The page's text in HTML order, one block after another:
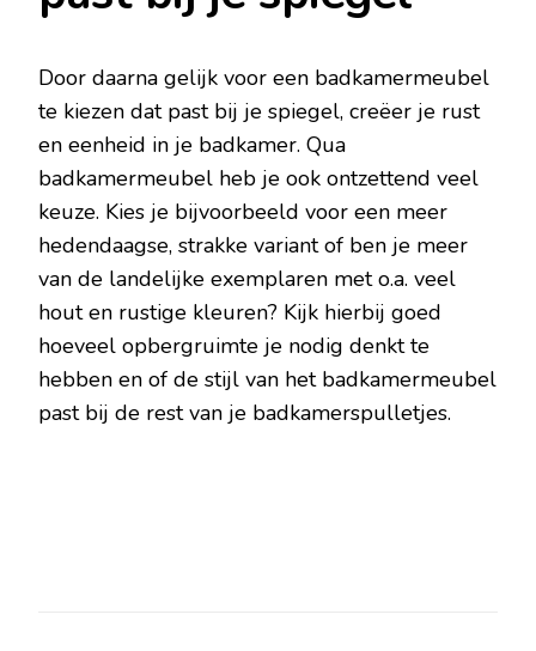
Door daarna gelijk voor een badkamermeubel
te kiezen dat past bij je spiegel, creëer je rust
en eenheid in je badkamer. Qua
badkamermeubel heb je ook ontzettend veel
keuze. Kies je bijvoorbeeld voor een meer
hedendaagse, strakke variant of ben je meer
van de landelijke exemplaren met o.a. veel
hout en rustige kleuren? Kijk hierbij goed
hoeveel opbergruimte je nodig denkt te
hebben en of de stijl van het badkamermeubel
past bij de rest van je badkamerspulletjes.